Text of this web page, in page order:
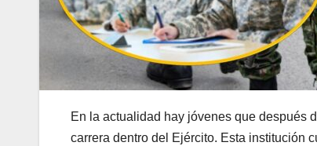
En la actualidad hay jóvenes que después
carrera dentro del Ejército. Esta institución